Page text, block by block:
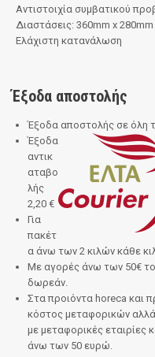
Αντιστοιχία συμβατικού
Διαστάσεις: 360mm x
Ελάχιστη κατανάλωση
Έξοδα αποστολής
Έξοδα αποστολής σε όλη
Έξοδα
αντικ
αταβο
λής
2,20 €
Για
πακέτ
α άνω των 2 κιλών κάθε
Με αγορές άνω των 50€
δωρεάν.
Στα προιόντα horeca και
κόστος μεταφορικών
με μεταφορικές εταιρίες
άνω των 50 ευρώ.